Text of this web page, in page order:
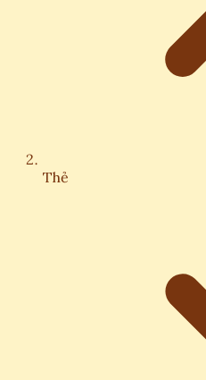
Thẻ